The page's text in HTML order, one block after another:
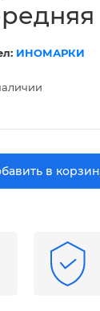
ИНОМАРКИ
в